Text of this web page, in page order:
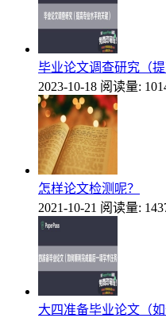
毕业论文调查研究（
2023-10-18 阅读量:
怎样论文检测呢？
2021-10-21 阅读量:
大四准备毕业论文（